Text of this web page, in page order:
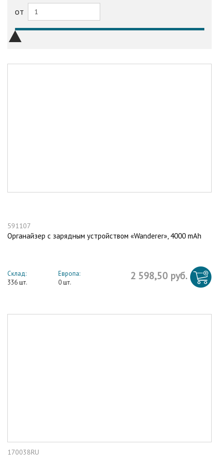
от
591107
Органайзер с зарядным устройством «Wanderer», 4000 mAh
Склад:
336 шт.
Европа:
0 шт.
2 598,50 руб.
170038RU